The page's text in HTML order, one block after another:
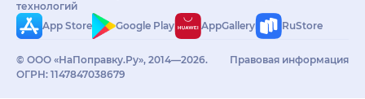
технологий
App Store
Google Play AppGallery RuStore
© ООО «НаПоправку.Ру», 2014—2026.
ОГРН: 1147847038679
Правовая информация